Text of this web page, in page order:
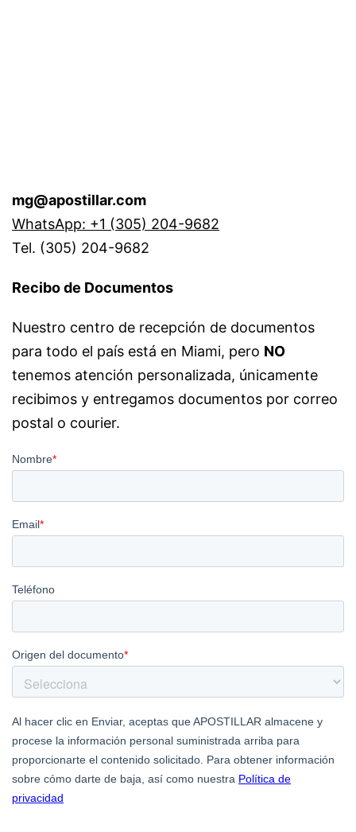
mg@apostillar.com
WhatsApp: +1 (305) 204-9682
Tel. (305) 204-9682
Recibo de Documentos
Nuestro centro de recepción de documentos
para todo el país está en Miami, pero NO
tenemos atención personalizada, únicamente
recibimos y entregamos documentos por correo
postal o courier.